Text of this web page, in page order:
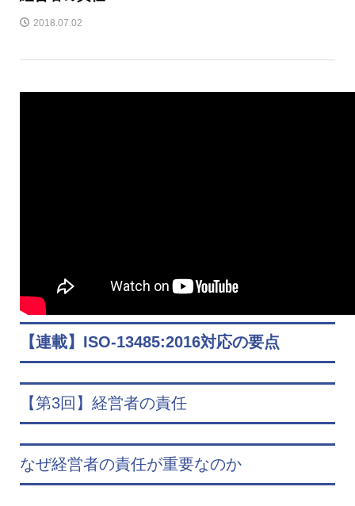
2018.07.02
【連載】ISO-13485:2016対応の要点
【第3回】経営者の責任
なぜ経営者の責任が重要なのか